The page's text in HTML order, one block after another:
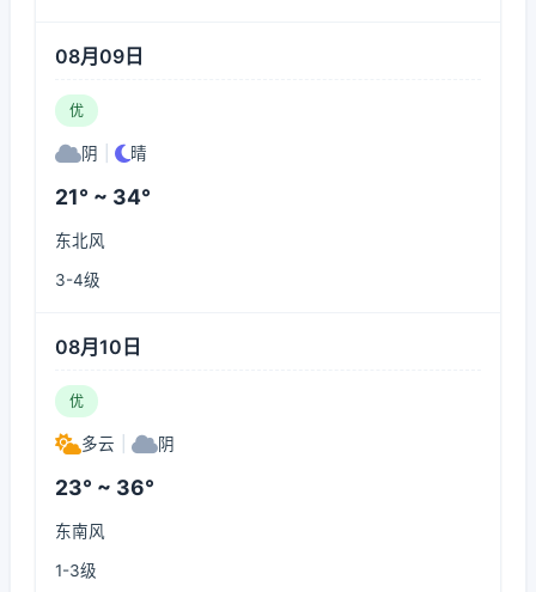
08月09日
优
阴 晴
21° ~ 34°
东北风
3-4级
08月10日
优
多云 阴
23° ~ 36°
东南风
1-3级